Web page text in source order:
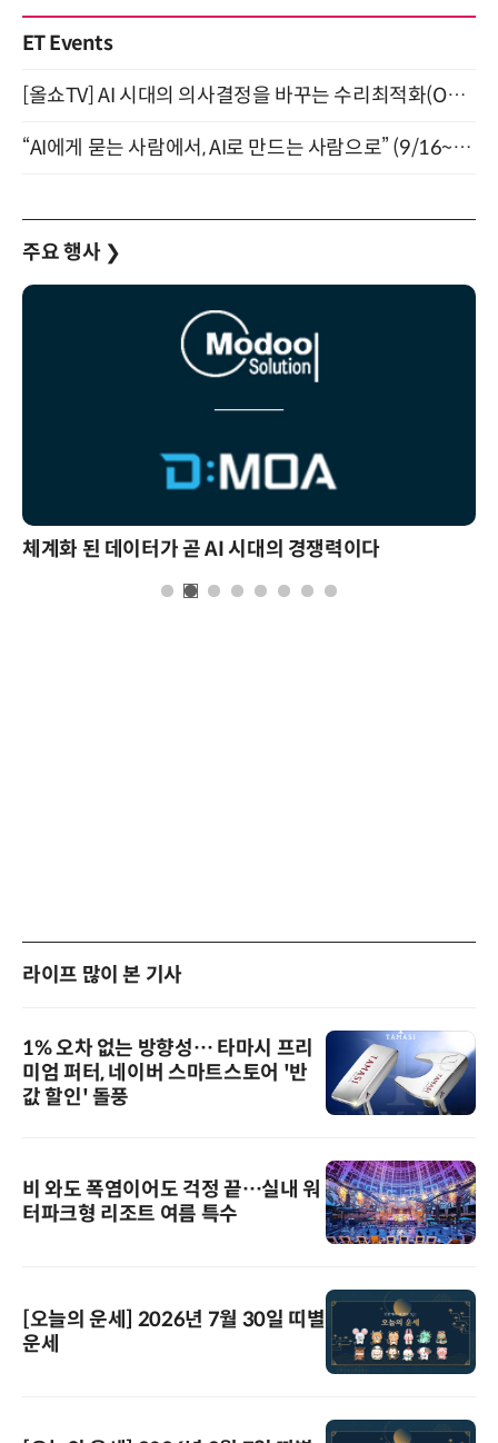
ET Events
[올쇼TV] AI 시대의 의사결정을 바꾸는 수리최적화(Optimization) 소개 (8/20 생방송)
“AI에게 묻는 사람에서, AI로 만드는 사람으로” (9/16~17)
주요 행사 ❯
체계화 된 데이터가 곧 AI 시대의 경쟁력이다
라이프 많이 본 기사
1% 오차 없는 방향성… 타마시 프리
미엄 퍼터, 네이버 스마트스토어 '반
값 할인' 돌풍
비 와도 폭염이어도 걱정 끝…실내 워
터파크형 리조트 여름 특수
[오늘의 운세] 2026년 7월 30일 띠별
운세